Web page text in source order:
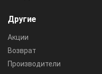
Другие
Акции
Возврат
Производители